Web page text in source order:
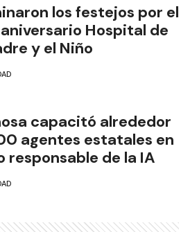
los festejos por el
Hospital de
y el Niño
capacitó alrededor
agentes estatales en
responsable de la IA